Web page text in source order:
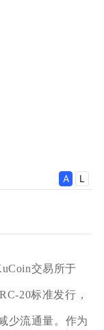
交易所于
20标准发行，
少流通量。作为